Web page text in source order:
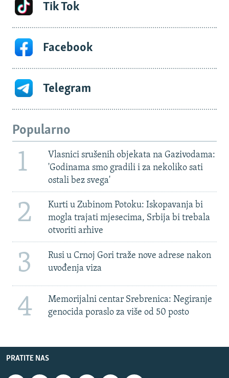
Tik Tok
Facebook
Telegram
Popularno
1
Vlasnici srušenih objekata na Gazivodama:
'Godinama smo gradili i za nekoliko sati
ostali bez svega'
2
Kurti u Zubinom Potoku: Iskopavanja bi
mogla trajati mjesecima, Srbija bi trebala
otvoriti arhive
3
Rusi u Crnoj Gori traže nove adrese nakon
uvođenja viza
4
Memorijalni centar Srebrenica: Negiranje
genocida poraslo za više od 50 posto
PRATITE NAS